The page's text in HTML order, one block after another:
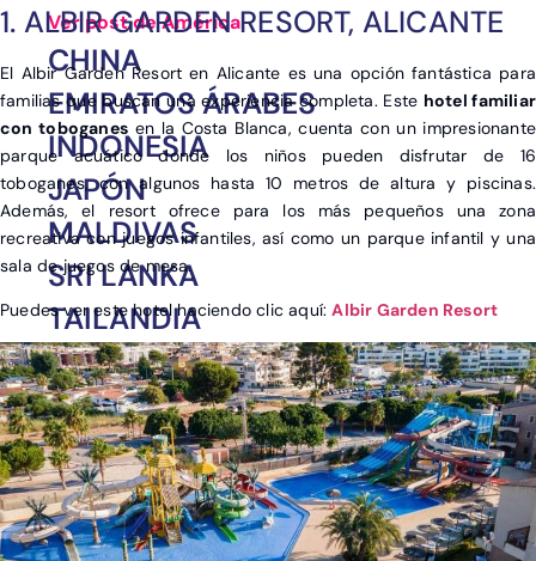
Ver post de América
CHINA
EMIRATOS ÁRABES
INDONESIA
JAPÓN
MALDIVAS
SRI LANKA
TAILANDIA
VIETNAM
OTROS DESTINOS EN
ASIA
India
1. ALBIR GARDEN RESORT, ALICANTE
El Albir Garden Resort en Alicante es una opción fantástica para
familias que buscan una experiencia completa. Este hotel familiar
con toboganes en la Costa Blanca, cuenta con un impresionante
parque acuático donde los niños pueden disfrutar de 16
toboganes, con algunos hasta 10 metros de altura y piscinas.
Además, el resort ofrece para los más pequeños una zona
recreativa con juegos infantiles, así como un parque infantil y una
sala de juegos de mesa.
Puedes ver este hotel haciendo clic aquí:Albir Garden Resort